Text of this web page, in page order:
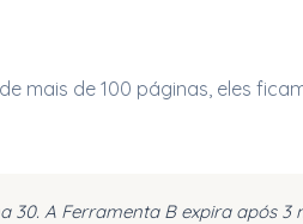
mais de 100 páginas, eles
A Ferramenta B expira após 3